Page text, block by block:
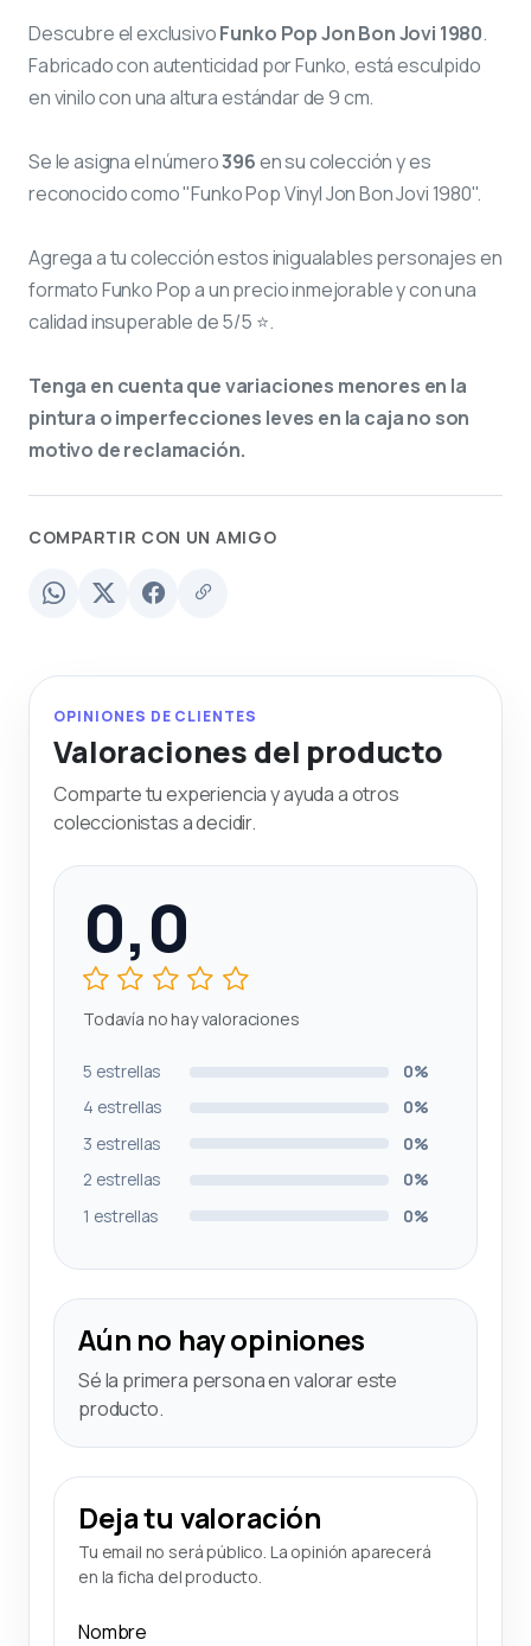
Descubre el exclusivoFunko Pop Jon Bon Jovi 1980.
Fabricado con autenticidad por Funko, está esculpido
en vinilo con una altura estándar de 9 cm.
Se le asigna el número396en su colección y es
reconocido como "Funko Pop Vinyl Jon Bon Jovi 1980".
Agrega a tu colección estos inigualables personajes en
formato Funko Pop a un precio inmejorable y con una
calidad insuperable de 5/5 ⭐.
Tenga en cuenta que variaciones menores en la
pintura o imperfecciones leves en la caja no son
motivo de reclamación.
COMPARTIR CON UN AMIGO
OPINIONES DE CLIENTES
Valoraciones del producto
Comparte tu experiencia y ayuda a otros
coleccionistas a decidir.
0,0
Todavía no hay valoraciones
5 estrellas
0%
4 estrellas
0%
3 estrellas
0%
2 estrellas
0%
1 estrellas
0%
Aún no hay opiniones
Sé la primera persona en valorar este
producto.
Deja tu valoración
Tu email no será público. La opinión aparecerá
en la ficha del producto.
Nombre